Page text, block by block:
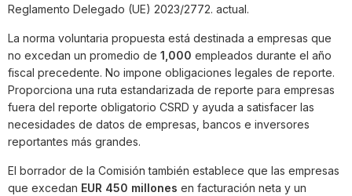
Reglamento Delegado (UE) 2023/2772. actual.
La norma voluntaria propuesta está destinada a empresas que
no excedan un promedio de 1,000 empleados durante el año
fiscal precedente. No impone obligaciones legales de reporte.
Proporciona una ruta estandarizada de reporte para empresas
fuera del reporte obligatorio CSRD y ayuda a satisfacer las
necesidades de datos de empresas, bancos e inversores
reportantes más grandes.
El borrador de la Comisión también establece que las empresas
que excedan EUR 450 millones en facturación neta y un